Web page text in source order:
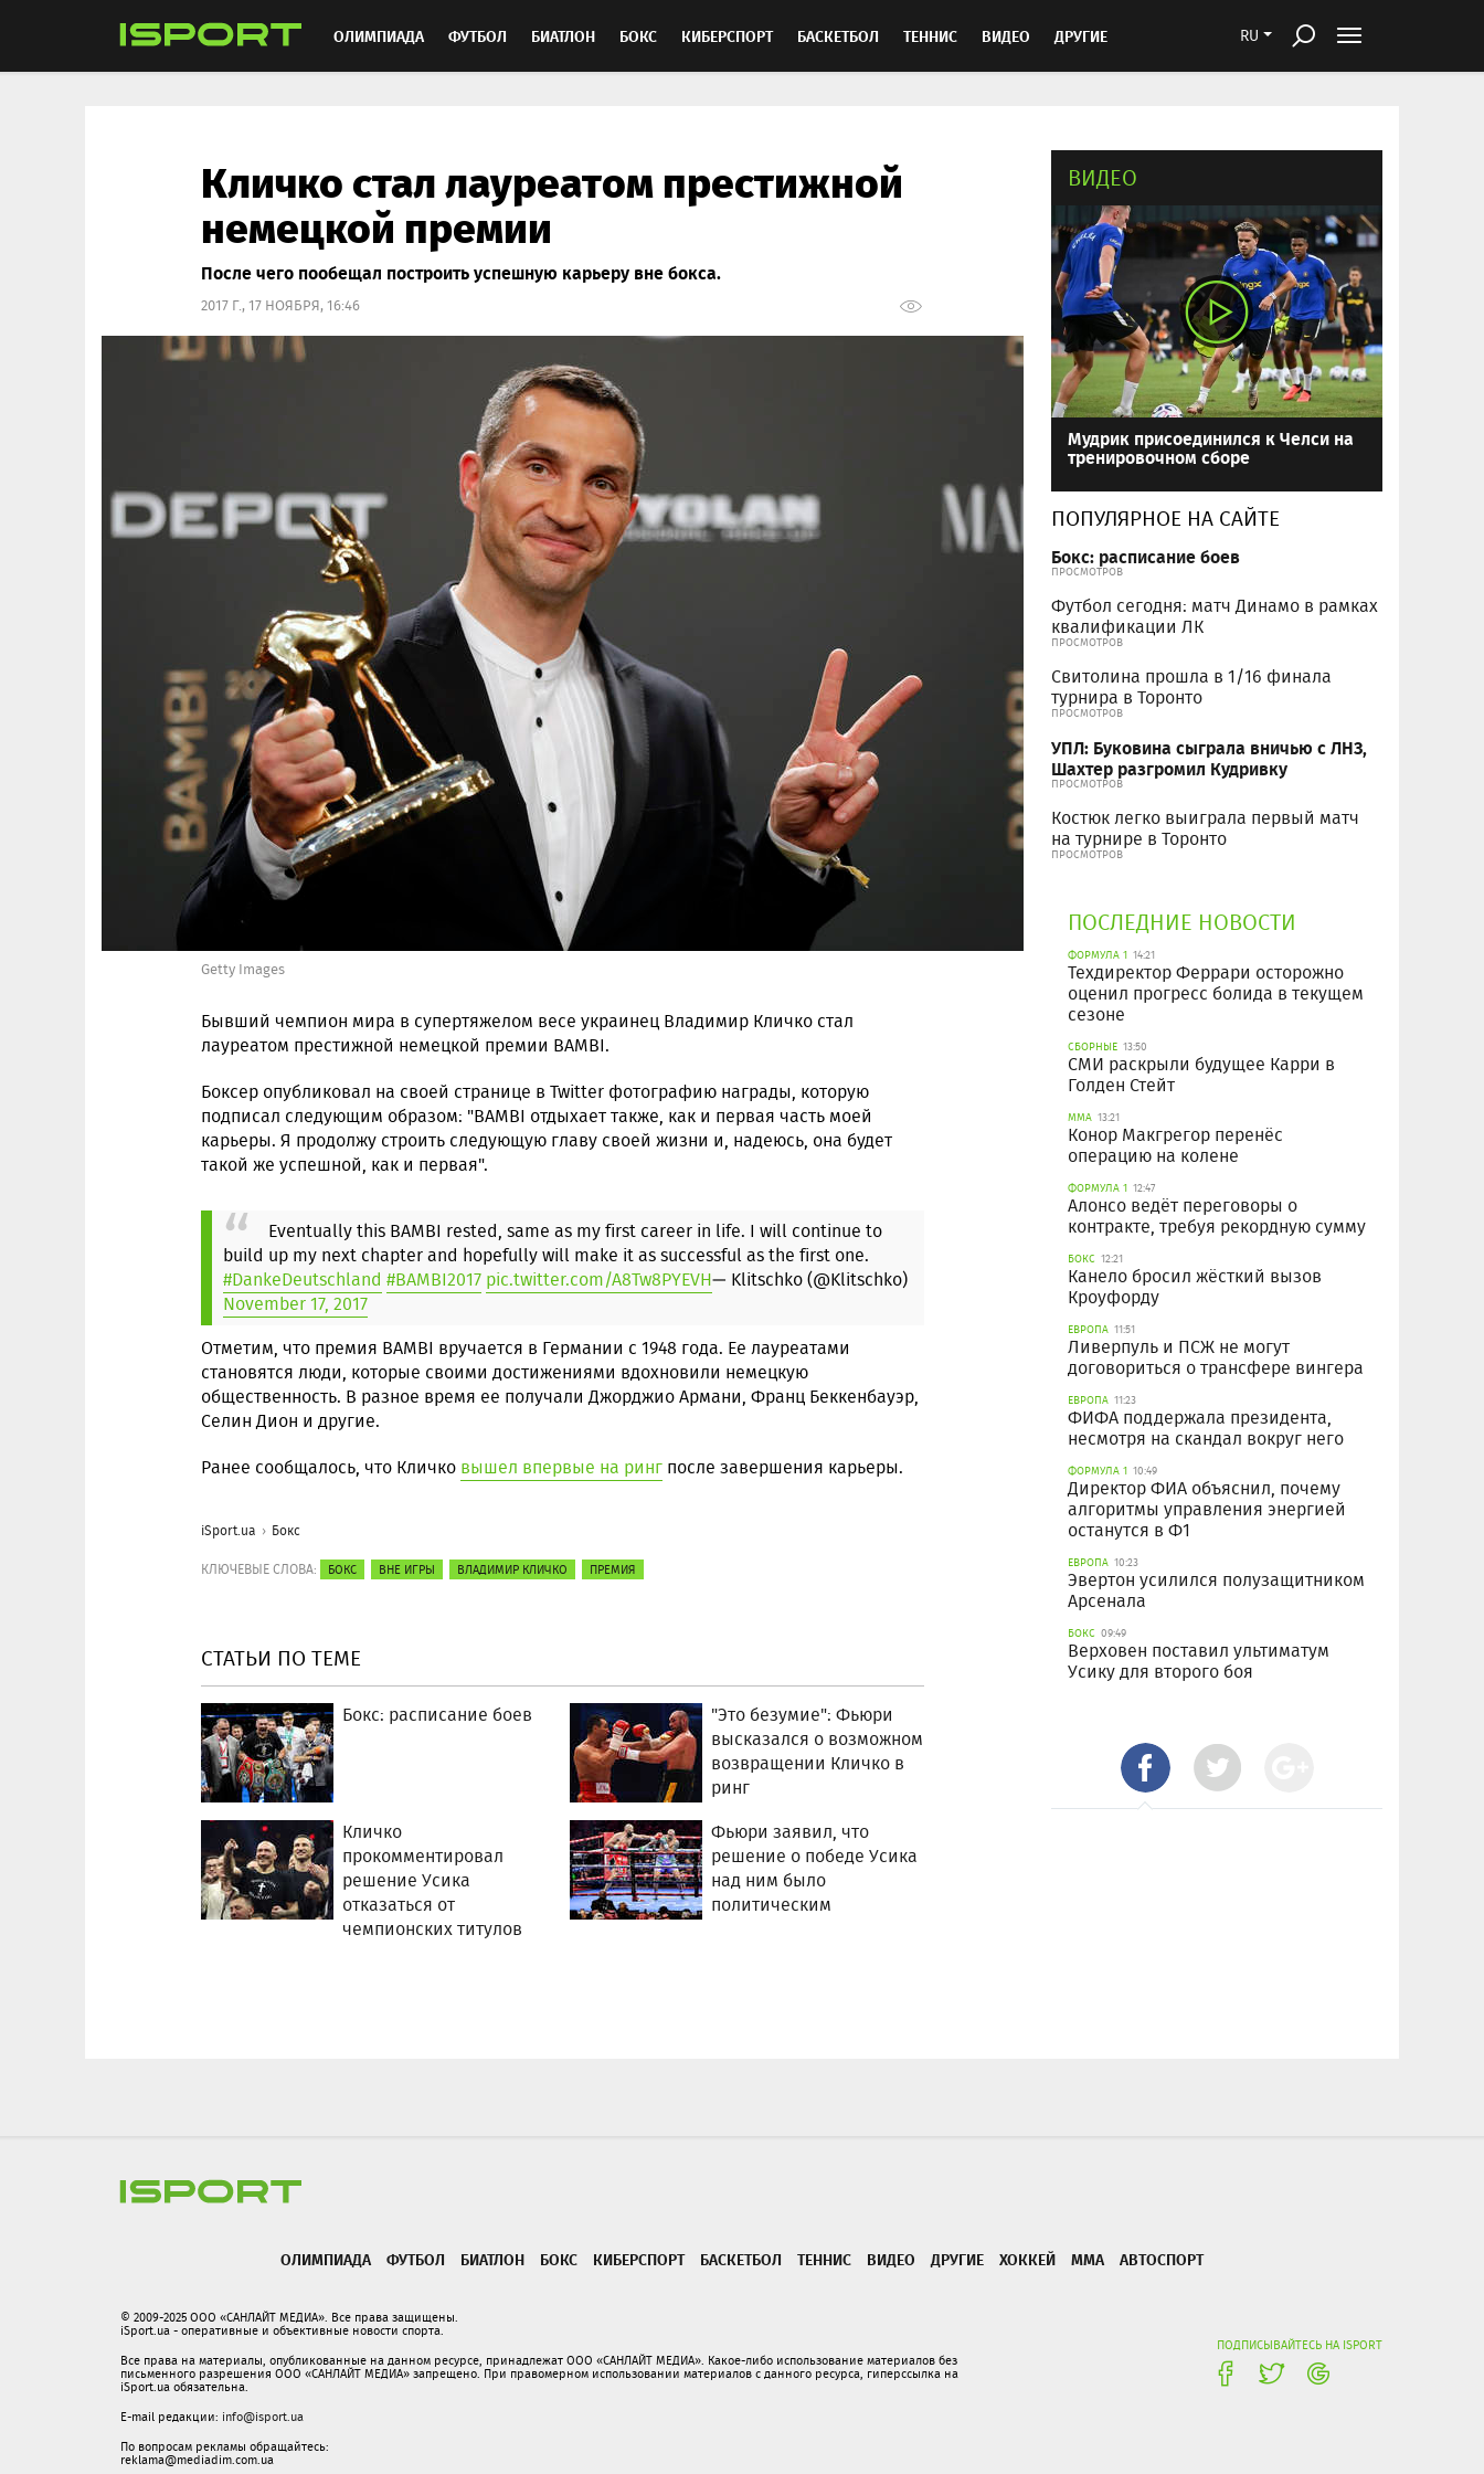
RU
ОЛИМПИАДА ФУТБОЛ БИАТЛОН БОКС КИБЕРСПОРТ БАСКЕТБОЛ ТЕННИС ВИДЕО ДРУГИЕ
Кличко стал лауреатом престижной
немецкой премии
После чего пообещал построить успешную карьеру вне бокса.
2017 Г., 17 НОЯБРЯ, 16:46
Getty Images
Бывший чемпион мира в супертяжелом весе украинец Владимир Кличко стал
лауреатом престижной немецкой премии BAMBI.
Боксер опубликовал на своей странице в Twitter фотографию награды, которую
подписал следующим образом: "BAMBI отдыхает также, как и первая часть моей
карьеры. Я продолжу строить следующую главу своей жизни и, надеюсь, она будет
такой же успешной, как и первая".
Eventually this BAMBI rested, same as my first career in life. I will continue to
build up my next chapter and hopefully will make it as successful as the first one.
#DankeDeutschland #BAMBI2017 pic.twitter.com/A8Tw8PYEVH— Klitschko (@Klitschko)
November 17, 2017
Отметим, что премия BAMBI вручается в Германии с 1948 года. Ее лауреатами
становятся люди, которые своими достижениями вдохновили немецкую
общественность. В разное время ее получали Джорджио Армани, Франц Беккенбауэр,
Селин Дион и другие.
Ранее сообщалось, что Кличко вышел впервые на ринг после завершения карьеры.
iSport.ua Бокс
КЛЮЧЕВЫЕ СЛОВА: БОКС ВНЕ ИГРЫ ВЛАДИМИР КЛИЧКО ПРЕМИЯ
СТАТЬИ ПО ТЕМЕ
Бокс: расписание боев
"Это безумие": Фьюри
высказался о возможном
возвращении Кличко в
ринг
Кличко
прокомментировал
решение Усика
отказаться от
чемпионских титулов
Фьюри заявил, что
решение о победе Усика
над ним было
политическим
ВИДЕО
Мудрик присоединился к Челси на
тренировочном сборе
ПОПУЛЯРНОЕ НА САЙТЕ
Бокс: расписание боев
ПРОСМОТРОВ
Футбол сегодня: матч Динамо в рамках
квалификации ЛК
ПРОСМОТРОВ
Свитолина прошла в 1/16 финала
турнира в Торонто
ПРОСМОТРОВ
УПЛ: Буковина сыграла вничью с ЛНЗ,
Шахтер разгромил Кудривку
ПРОСМОТРОВ
Костюк легко выиграла первый матч
на турнире в Торонто
ПРОСМОТРОВ
ПОСЛЕДНИЕ НОВОСТИ
ФОРМУЛА 1 14:21
Техдиректор Феррари осторожно
оценил прогресс болида в текущем
сезоне
СБОРНЫЕ 13:50
СМИ раскрыли будущее Карри в
Голден Стейт
ММА 13:21
Конор Макгрегор перенёс
операцию на колене
ФОРМУЛА 1 12:47
Алонсо ведёт переговоры о
контракте, требуя рекордную сумму
БОКС 12:21
Канело бросил жёсткий вызов
Кроуфорду
ЕВРОПА 11:51
Ливерпуль и ПСЖ не могут
договориться о трансфере вингера
ЕВРОПА 11:23
ФИФА поддержала президента,
несмотря на скандал вокруг него
ФОРМУЛА 1 10:49
Директор ФИА объяснил, почему
алгоритмы управления энергией
останутся в Ф1
ЕВРОПА 10:23
Эвертон усилился полузащитником
Арсенала
БОКС 09:49
Верховен поставил ультиматум
Усику для второго боя
ОЛИМПИАДА ФУТБОЛ БИАТЛОН БОКС КИБЕРСПОРТ БАСКЕТБОЛ ТЕННИС ВИДЕО ДРУГИЕ ХОККЕЙ ММА АВТОСПОРТ
ПОДПИСЫВАЙТЕСЬ НА ISPORT
© 2009-2025 ООО «САНЛАЙТ МЕДИА». Все права защищены.
iSport.ua - оперативные и объективные новости спорта.
Все права на материалы, опубликованные на данном ресурсе, принадлежат ООО «САНЛАЙТ МЕДИА». Какое-либо использование материалов без
письменного разрешения ООО «САНЛАЙТ МЕДИА» запрещено. При правомерном использовании материалов с данного ресурса, гиперссылка на
iSport.ua обязательна.
E-mail редакции: info@isport.ua
По вопросам рекламы обращайтесь:
reklama@mediadim.com.ua